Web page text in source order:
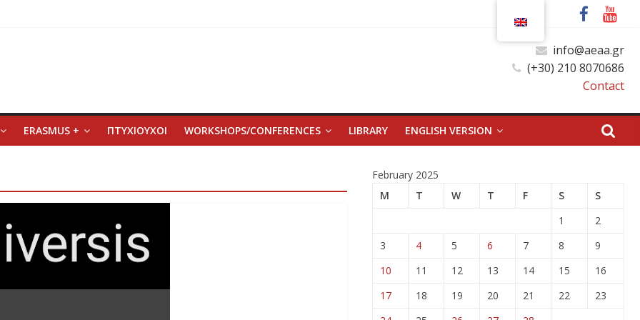
info@aeaa.gr
(+30) 210 8070686
Contact
ERASMUS + ΠΤΥΧΙΟΥΧΟΙ WORKSHOPS/CONFERENCES LIBRARY ENGLISH VERSION
February 2025
M
T W T F S
S
1
2
3
4 5 6 7 8
9
10
11 12 13 14 15
16
17
18 19 20 21 22
23